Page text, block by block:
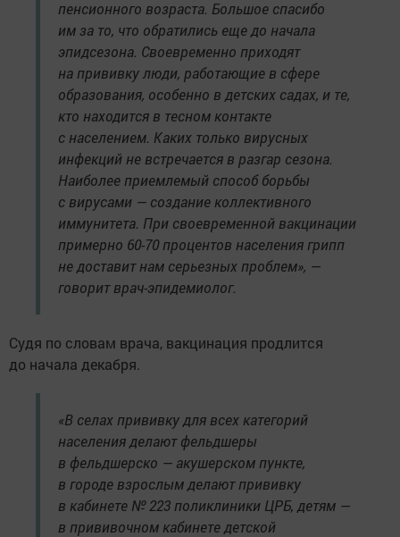
пенсионного возраста. Большое спасибо
им за то, что обратились еще до начала
эпидсезона. Своевременно приходят
на прививку люди, работающие в сфере
образования, особенно в детских садах, и те,
кто находится в тесном контакте
с населением. Каких только вирусных
инфекций не встречается в разгар сезона.
Наиболее приемлемый способ борьбы
с вирусами — создание коллективного
иммунитета. При своевременной вакцинации
примерно 60-70 процентов населения грипп
не доставит нам серьезных проблем», —
говорит врач-эпидемиолог.
Судя по словам врача, вакцинация продлится
до начала декабря.
«В селах прививку для всех категорий
населения делают фельдшеры
в фельдшерско — акушерском пункте,
в городе взрослым делают прививку
в кабинете № 223 поликлиники ЦРБ, детям —
в прививочном кабинете детской